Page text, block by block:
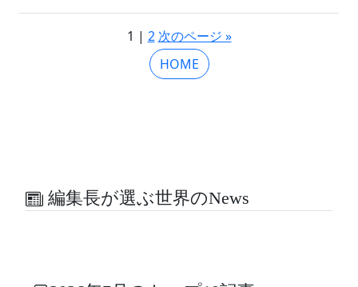
1 | 2 次のページ »
HOME
編集長が選ぶ世界のNews